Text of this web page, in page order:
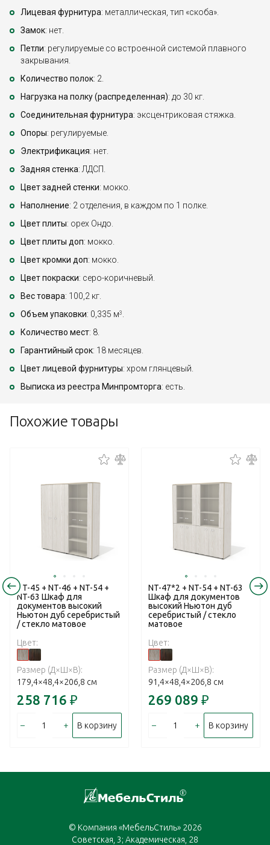
Лицевая фурнитура: металлическая, тип «скоба».
Замок: нет.
Петли: регулируемые со встроенной системой плавного
закрывания.
Количество полок: 2.
Нагрузка на полку (распределенная): до 30 кг.
Соединительная фурнитура: эксцентриковая стяжка.
Опоры: регулируемые.
Электрификация: нет.
Задняя стенка: ЛДСП.
Цвет задней стенки: мокко.
Наполнение: 2 отделения, в каждом по 1 полке.
Цвет плиты: орех Ондо.
Цвет плиты доп: мокко.
Цвет кромки доп: мокко.
Цвет покраски: серо-коричневый.
Вес товара: 100,2 кг.
Объем упаковки: 0,335 м3 .
Количество мест: 8.
Гарантийный срок: 18 месяцев.
Цвет лицевой фурнитуры: хром глянцевый.
Выписка из реестра Минпромторга: есть.
Похожие товары
NT-45 + NT-46 + NT-54 +
NT-63 Шкаф для
документов высокий
Ньютон дуб серебристый
/ стекло матовое
Цвет:
Размер (Д×Ш×В):
179,4×48,4×206,8 см
258 716 ₽
– + В корзину
NT-47*2 + NT-54 + NT-63
Шкаф для документов
высокий Ньютон дуб
серебристый / стекло
матовое
Цвет:
Размер (Д×Ш×В):
91,4×48,4×206,8 см
269 089 ₽
– + В корзину
© Компания «МебельСтиль» 2026
Советская, 3; Академическая, 28